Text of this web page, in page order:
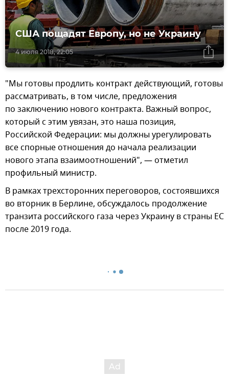
4 июля 2018, 22:05
США пощадят Европу, но не Украину
"Мы готовы продлить контракт действующий, готовы
рассматривать, в том числе, предложения
по заключению нового контракта. Важный вопрос,
который с этим увязан, это наша позиция,
Российской Федерации: мы должны урегулировать
все спорные отношения до начала реализации
нового этапа взаимоотношений", — отметил
профильный министр.
В рамках трехсторонних переговоров, состоявшихся
во вторник в Берлине, обсуждалось продолжение
транзита российского газа через Украину в страны ЕС
после 2019 года.